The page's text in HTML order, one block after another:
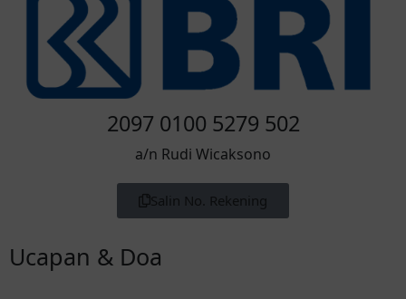
2097 0100 5279 502
a/n Rudi Wicaksono
Salin No. Rekening
Ucapan & Doa